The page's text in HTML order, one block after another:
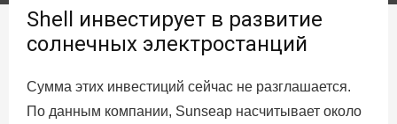
Shell инвестирует в развитие
солнечных электростанций
Сумма этих инвестиций сейчас не разглашается.
По данным компании, Sunseap насчитывает около